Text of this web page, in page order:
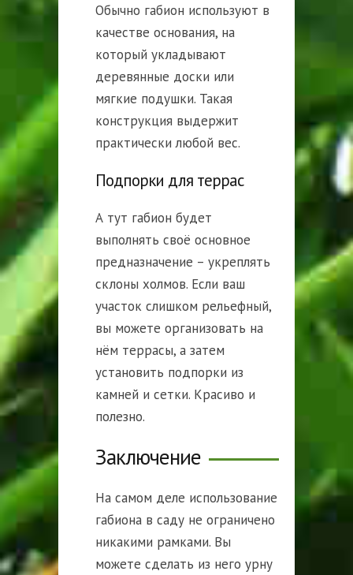
Обычно габион используют в
качестве основания, на
который укладывают
деревянные доски или
мягкие подушки. Такая
конструкция выдержит
практически любой вес.
Подпорки для террас
А тут габион будет
выполнять своё основное
предназначение – укреплять
склоны холмов. Если ваш
участок слишком рельефный,
вы можете организовать на
нём террасы, а затем
установить подпорки из
камней и сетки. Красиво и
полезно.
Заключение
На самом деле использование
габиона в саду не ограничено
никакими рамками. Вы
можете сделать из него урну